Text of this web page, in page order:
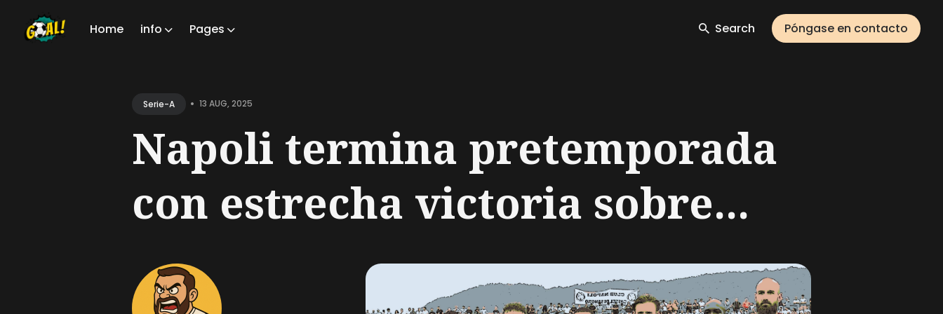
Home info Pages Search Póngase en contacto
Serie-A • 13 AUG, 2025
Napoli termina pretemporada
con estrecha victoria sobre...